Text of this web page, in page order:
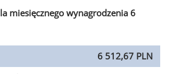
miesięcznego wynagrodzenia 6
6 512,67 PLN